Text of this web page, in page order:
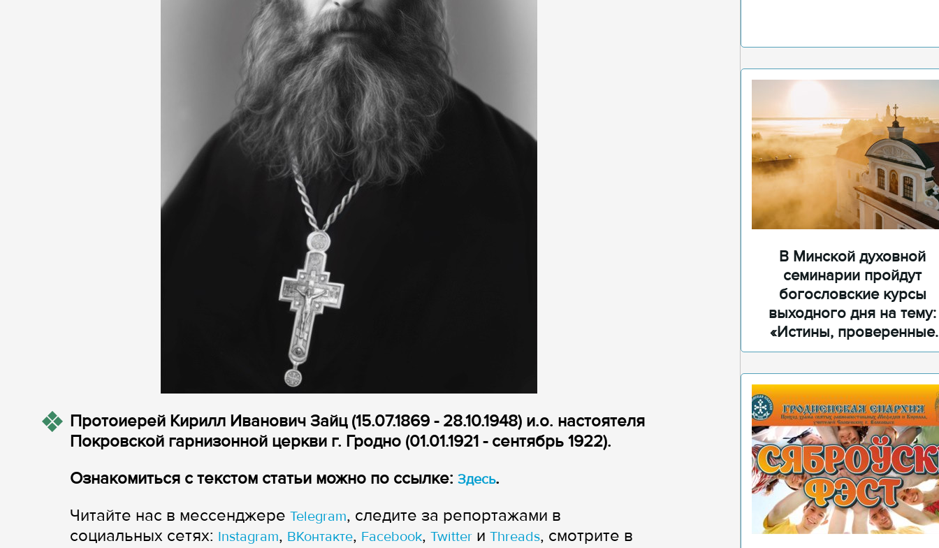
Протоиерей Кирилл Иванович Зайц (15.07.1869 - 28.10.1948) и.о. настоятеля
Покровской гарнизонной церкви г. Гродно (01.01.1921 - сентябрь 1922).
Ознакомиться с текстом статьи можно по ссылке: Здесь.
Читайте нас в мессенджере Telegram, следите за репортажами в
cоциальных сетях: Instagram, ВКонтакте, Facebook, Twitter и Threads, смотрите в
В Минской духовной
семинарии пройдут
богословские курсы
выходного дня на тему:
«Истины, проверенные
временем»